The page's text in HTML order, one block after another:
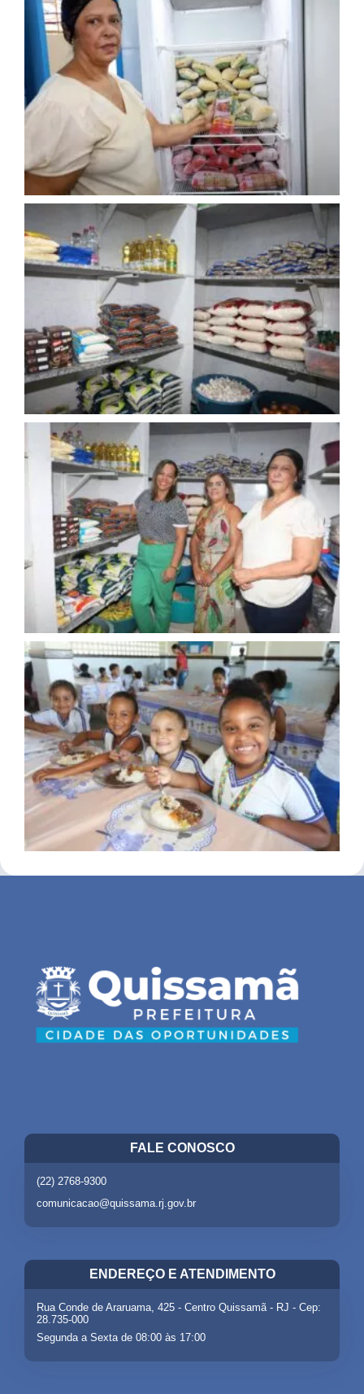
FALE CONOSCO
(22) 2768-9300
comunicacao@quissama.rj.gov.br
ENDEREÇO E ATENDIMENTO
Rua Conde de Araruama, 425 - Centro Quissamã - RJ - Cep:
28.735-000
Segunda a Sexta de 08:00 às 17:00